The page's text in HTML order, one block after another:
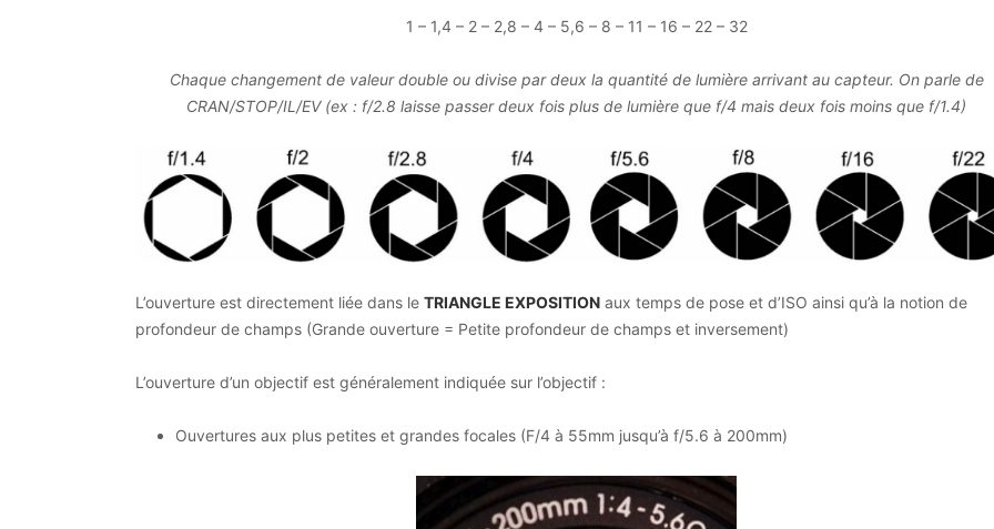
1 – 1,4 – 2 – 2,8 – 4 – 5,6 – 8 – 11 – 16 – 22 – 32
Chaque changement de valeur double ou divise par deux la quantité de lumière arrivant au capteur. On parle de
CRAN/STOP/IL/EV (ex : f/2.8 laisse passer deux fois plus de lumière que f/4 mais deux fois moins que f/1.4)
L’ouverture est directement liée dans le TRIANGLE EXPOSITION aux temps de pose et d’ISO ainsi qu’à la notion de
profondeur de champs (Grande ouverture = Petite profondeur de champs et inversement)
L’ouverture d’un objectif est généralement indiquée sur l’objectif :
Ouvertures aux plus petites et grandes focales (F/4 à 55mm jusqu’à f/5.6 à 200mm)